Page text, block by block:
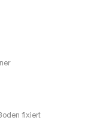
fixiert